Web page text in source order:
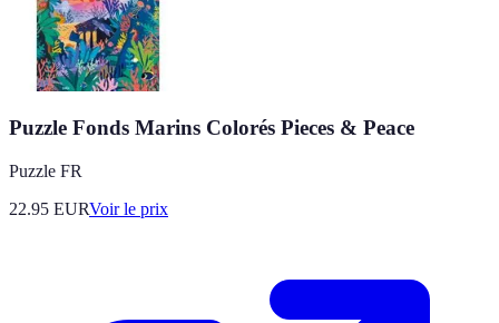
Puzzle Fonds Marins Colorés Pieces & Peace
Puzzle FR
22.95 EURVoir le prix